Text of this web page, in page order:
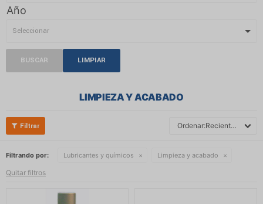
Año
BUSCAR LIMPIAR
LIMPIEZA Y ACABADO
Recientes
Filtrando por: Lubricantes y químicos Limpieza y acabado
Quitar filtros